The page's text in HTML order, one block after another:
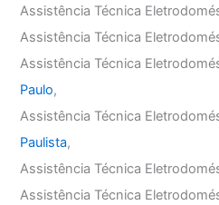
Assistência Técnica
Assistência Técnica
Assistência Técnica
Paulo,
Assistência Técnica
Paulista,
Assistência Técnica
Assistência Técnica